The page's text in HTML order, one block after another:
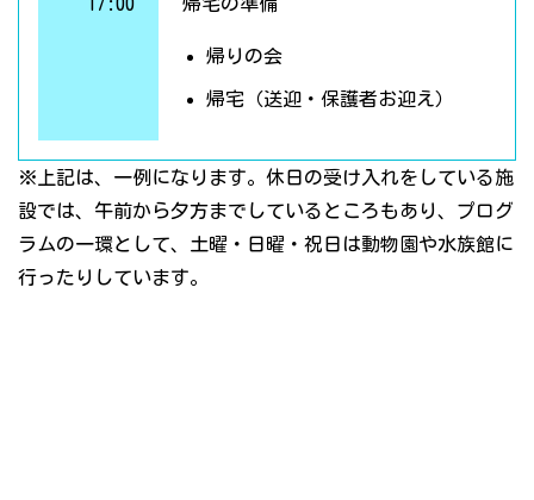
17:00 帰宅の準備
帰りの会
帰宅（送迎・保護者お迎え）
※上記は、一例になります。休日の受け入れをしている施
設では、午前から夕方までしているところもあり、プログ
ラムの一環として、土曜・日曜・祝日は動物園や水族館に
行ったりしています。